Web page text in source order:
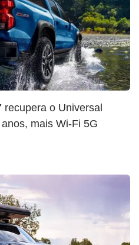
o Universal
mais Wi-Fi 5G